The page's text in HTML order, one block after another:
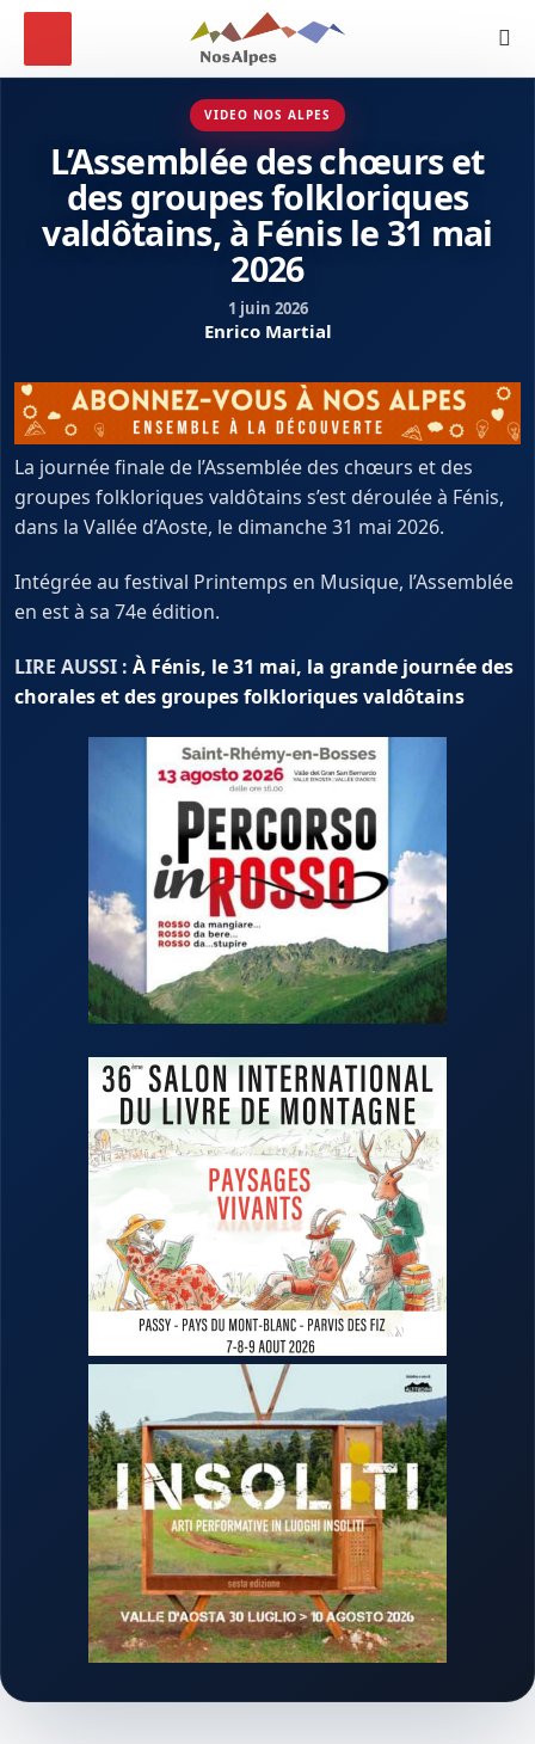
VIDEO NOS ALPES
L’Assemblée des chœurs et
des groupes folkloriques
valdôtains, à Fénis le 31 mai
2026
1 juin 2026
Enrico Martial
La journée finale de l’Assemblée des chœurs et des
groupes folkloriques valdôtains s’est déroulée à Fénis,
dans la Vallée d’Aoste, le dimanche 31 mai 2026.
Intégrée au festival Printemps en Musique, l’Assemblée
en est à sa 74e édition.
LIRE AUSSI : À Fénis, le 31 mai, la grande journée des
chorales et des groupes folkloriques valdôtains